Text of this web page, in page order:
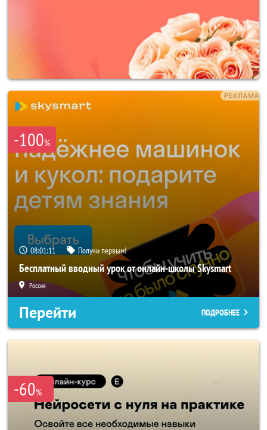
-100%
08:01:08 Получи первым!
Бесплатный вводный урок от онлайн-школы Skysmart
Россия
Перейти ПОДРОБНЕЕ
-60%